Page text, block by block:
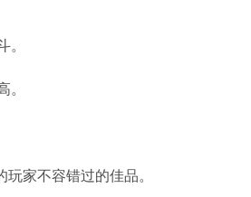
。
。
家不容错过的佳品。